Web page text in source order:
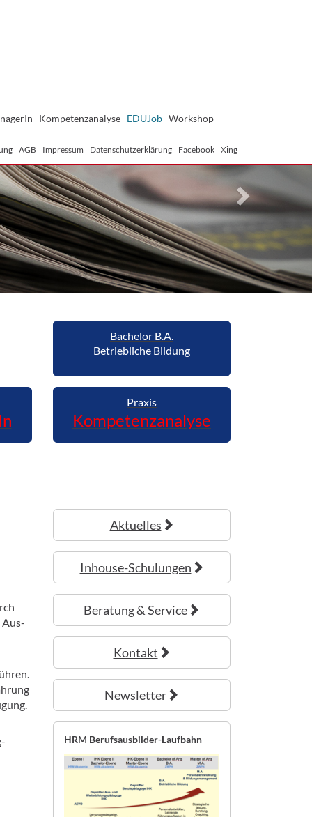
Kompetenzanalyse EDUJob Workshop
AGB Impressum Datenschutzerklärung Facebook Xing
Bachelor B.A.
Betriebliche Bildung
Praxis
Kompetenzanalyse
Aktuelles
Inhouse-Schulungen
Beratung & Service
Kontakt
Newsletter
HRM Berufsausbilder-Laufbahn